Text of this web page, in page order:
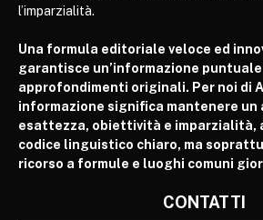
l’imparzialità.
Una formula editoriale veloce ed
garantisce un’informazione
approfondimenti originali. Per noi di
informazione significa mantenere un
esattezza, obiettività e imparzialità,
codice linguistico chiaro, ma
ricorso a formule e luoghi comuni
CONTATTI